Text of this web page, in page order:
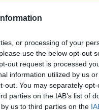
or processing of your
use the below opt-out
out request is processed
information utilized by us
out. You may separately
parties on the IAB’s list of
us to third parties on the
βάζουμε τα
υλικά εκτός
το μισό λάδι και
μετρίου